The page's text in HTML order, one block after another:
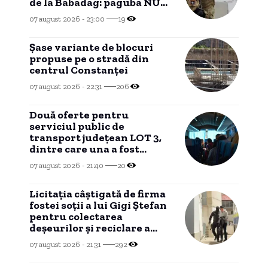
mai poate fi recuperată
dintr-un motiv
07 august 2026 - 23:00 19
Șase variante de blocuri
propuse pe o stradă din
centrul Constanței
07 august 2026 - 22:31 206
Două oferte pentru
serviciul public de
transport județean LOT 3,
dintre care una a fost
declarată INADMISIBILĂ
07 august 2026 - 21:40 20
Licitația câștigată de firma
fostei soții a lui Gigi Ștefan
pentru colectarea
deșeurilor și reciclare a
ajuns în instanță
07 august 2026 - 21:31 292